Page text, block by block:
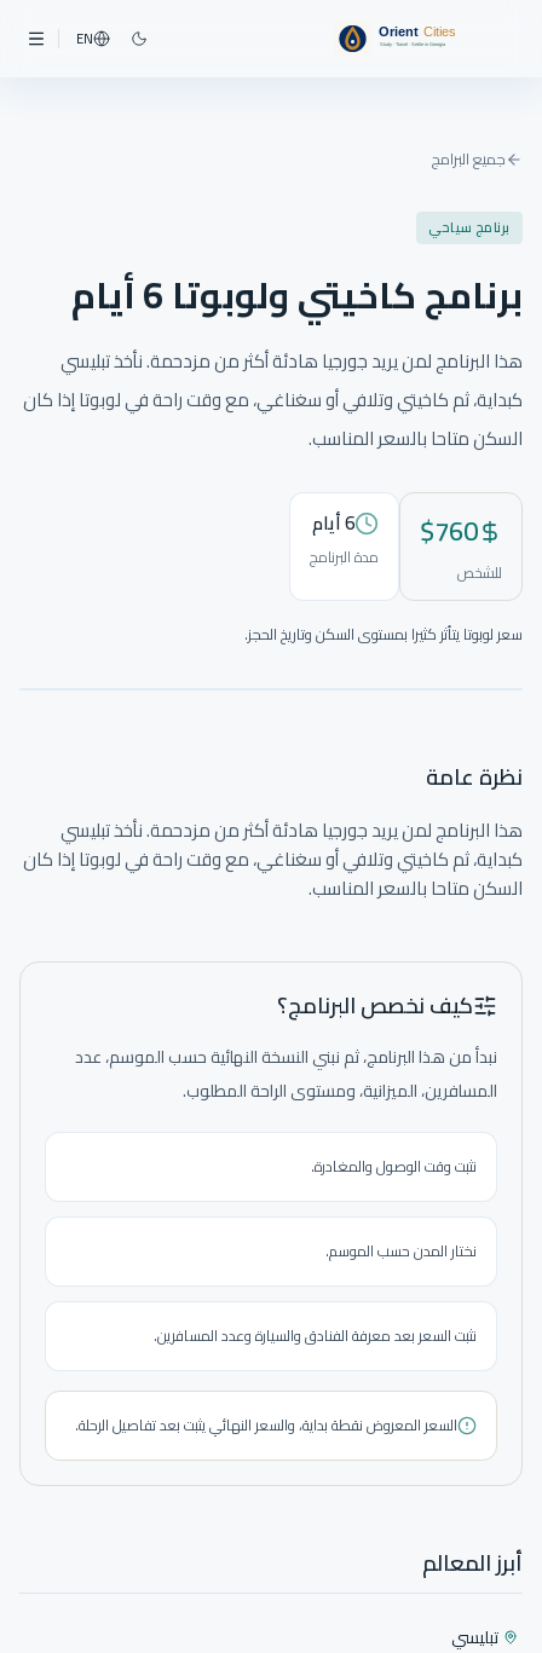
EN
جميع البرامج
برنامج سياحي
برنامج كاخيتي ولوبوتا 6 أيام
هذا البرنامج لمن يريد جورجيا هادئة أكثر من مزدحمة. نأخذ تبليسي
كبداية، ثم كاخيتي وتلافي أو سغناغي، مع وقت راحة في لوبوتا إذا كان
السكن متاحا بالسعر المناسب.
$760
للشخص
6أيام
مدة البرنامج
سعر لوبوتا يتأثر كثيرا بمستوى السكن وتاريخ الحجز.
نختار المسار والصور والتفاصيل لتكون الرحلة واضحة قبل الحجز.
نظرة عامة
السكن متاحا بالسعر المناسب.
كيف نخصص البرنامج؟
نبدأ من هذا البرنامج، ثم نبني النسخة النهائية حسب الموسم، عدد
المسافرين، الميزانية، ومستوى الراحة المطلوب.
نثبت وقت الوصول والمغادرة.
نختار المدن حسب الموسم.
نثبت السعر بعد معرفة الفنادق والسيارة وعدد المسافرين.
السعر المعروض نقطة بداية، والسعر النهائي يثبت بعد تفاصيل الرحلة.
أبرز المعالم
تبليسي